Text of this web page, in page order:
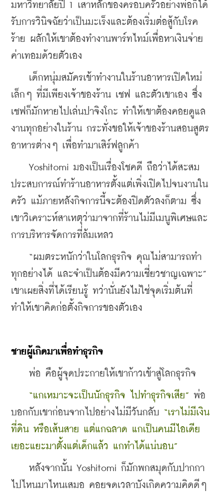
มหาวิทยาลัยปี 1 เสาหลักของครอบครัวอย่างพ่อก็ได้
รับการวินิจฉัยว่าเป็นมะเร็งและต้องเริ่มต่อสู้กับโรค
ร้าย ผลักให้เขาต้องทำงานพาร์ทไทม์เพื่อหาเงินจ่าย
ค่าเทอมด้วยตัวเอง
เด็กหนุ่มสมัครเข้าทำงานในร้านอาหารเปิดใหม่
เล็กๆ ที่มีเพียงเจ้าของร้าน เชฟ และตัวเขาเอง ซึ่ง
เชฟก็มักหายไปเล่นปาจิงโกะ ทำให้เขาต้องคอยดูแล
งานทุกอย่างในร้าน กระทั่งขอให้เจ้าของร้านสอนสูตร
อาหารต่างๆ เพื่อทำมาเสิร์ฟลูกค้า
Yoshitomi มองเป็นเรื่องโชคดี ถือว่าได้สะสม
ประสบการณ์ทำร้านอาหารตั้งแต่เพิ่งเปิดไปจนงานใน
ครัว แม้ภายหลังกิจการนี้จะต้องปิดตัวลงก็ตาม ซึ่ง
เขาวิเคราะห์สาเหตุว่ามาจากที่ร้านไม่มีเมนูพิเศษและ
การบริหารจัดการที่ล้มเหลว
“ผมตระหนักว่าในโลกธุรกิจ คุณไม่สามารถทำ
ทุกอย่างได้ และจำเป็นต้องมีความเชี่ยวชาญเฉพาะ”
เขาเผยสิ่งที่ได้เรียนรู้ ทว่านั่นยังไม่ใช่จุดเริ่มต้นที่
ทำให้เขาคิดก่อตั้งกิจการของตัวเอง
ชายผู้เกิดมาเพื่อทำธุรกิจ
พ่อ คือผู้จุดประกายให้เขาก้าวเข้าสู่โลกธุรกิจ
“แกเหมาะจะเป็นนักธุรกิจ ไปทำธุรกิจเสีย” พ่อ
บอกกับเขาก่อนจากไปอย่างไม่มีวันกลับ “เราไม่มีเงิน
ที่ดิน หรือเส้นสาย แต่แกฉลาด แกเป็นคนมีไอเดีย
เยอะแยะมาตั้งแต่เด็กแล้ว แกทำได้แน่นอน”
หลังจากนั้น Yoshitomi ก็มักพกสมุดกับปากกา
ไปไหนมาไหนเสมอ คอยจดเวลาบังเกิดความคิดดีๆ